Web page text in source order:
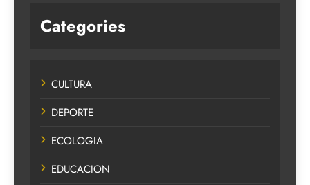
Categories
CULTURA
DEPORTE
ECOLOGIA
EDUCACION